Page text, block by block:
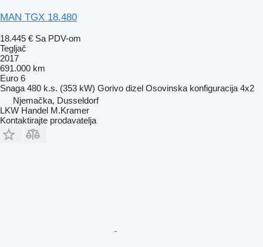
MAN TGX 18.480
18.445 € Sa PDV-om
Tegljač
2017
691.000 km
Euro 6
Snaga 480 k.s. (353 kW) Gorivo dizel Osovinska konfiguracija 4x2
Njemačka, Dusseldorf
LKW Handel M.Kramer
Kontaktirajte prodavatelja